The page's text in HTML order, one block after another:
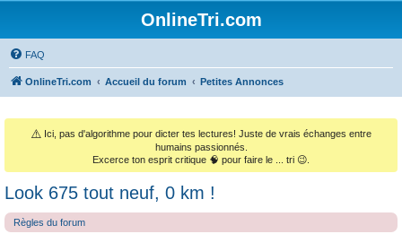
OnlineTri.com
FAQ
OnlineTri.com Accueil du forum Petites Annonces
⚠️ Ici, pas d'algorithme pour dicter tes lectures! Juste de vrais échanges entre
humains passionnés.
Excerce ton esprit critique 🧠 pour faire le ... tri 😉.
Look 675 tout neuf, 0 km !
Règles du forum